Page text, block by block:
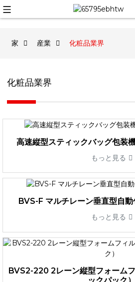
家 産業 化粧品業界
化粧品業界
高速縦型スティックバッグ包装
もっと見る
BVS-F マルチレーン垂直型自動
もっと見る
BVS2-220 2レーン縦型フォーム